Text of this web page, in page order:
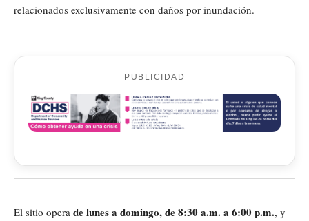
relacionados exclusivamente con daños por inundación.
PUBLICIDAD
El sitio opera de lunes a domingo, de 8:30 a.m. a 6:00 p.m., y